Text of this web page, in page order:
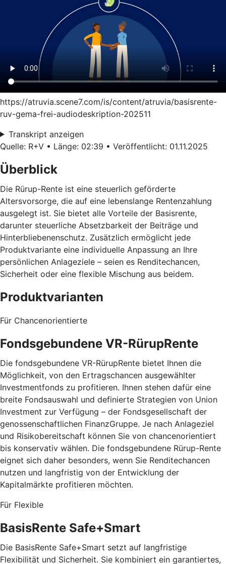
https://atruvia.scene7.com/is/content/atruvia/basisrente-
ruv-gema-frei-audiodeskription-202511
Transkript anzeigen
Quelle: R+V • Länge: 02:39 • Veröffentlicht: 01.11.2025
Überblick
Die Rürup-Rente ist eine steuerlich geförderte
Altersvorsorge, die auf eine lebenslange Rentenzahlung
ausgelegt ist. Sie bietet alle Vorteile der Basisrente,
darunter steuerliche Absetzbarkeit der Beiträge und
Hinterbliebenenschutz. Zusätzlich ermöglicht jede
Produktvariante eine individuelle Anpassung an Ihre
persönlichen Anlageziele – seien es Renditechancen,
Sicherheit oder eine flexible Mischung aus beidem.
Produktvarianten
Für Chancenorientierte
Fondsgebundene VR-RürupRente
Die fondsgebundene VR-RürupRente bietet Ihnen die
Möglichkeit, von den Ertragschancen ausgewählter
Investmentfonds zu profitieren. Ihnen stehen dafür eine
breite Fondsauswahl und definierte Strategien von Union
Investment zur Verfügung – der Fondsgesellschaft der
genossenschaftlichen FinanzGruppe. Je nach Anlageziel
und Risikobereitschaft können Sie von chancenorientiert
bis konservativ wählen. Die fondsgebundene Rürup-Rente
eignet sich daher besonders, wenn Sie Renditechancen
nutzen und langfristig von der Entwicklung der
Kapitalmärkte profitieren möchten.
Für Flexible
BasisRente Safe+Smart
Die BasisRente Safe+Smart setzt auf langfristige
Flexibilität und Sicherheit. Sie kombiniert ein garantiertes,